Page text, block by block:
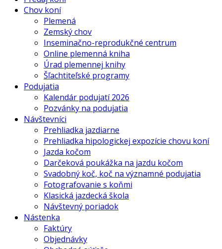
Chov koní
Plemená
Zemský chov
Inseminačno-reprodukčné centrum
Online plemenná kniha
Úrad plemennej knihy
Šľachtiteľské programy
Podujatia
Kalendár podujatí 2026
Pozvánky na podujatia
Návštevníci
Prehliadka jazdiarne
Prehliadka hipologickej expozície chovu koní
Jazda kočom
Darčeková poukážka na jazdu kočom
Svadobný koč, koč na významné podujatia
Fotografovanie s koňmi
Klasická jazdecká škola
Návštevný poriadok
Nástenka
Faktúry
Objednávky